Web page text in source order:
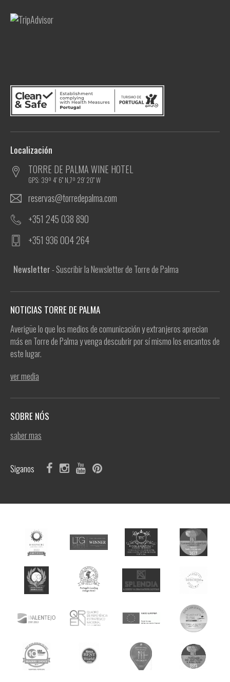
Localización
TORRE DE PALMA WINE HOTEL
GPS: 39º 4' 6'' N,7º 29' 20'' W
reservas@torredepalma.com
+351 245 038 890
+351 936 004 264
Newsletter- Suscribir la Newsletter de Torre de Palma
NOTICIAS TORRE DE PALMA
Averigüe lo que los medios de comunicación y extranjeros aprecian
más en Torre de Palma y venga descubrir por sí mismo los encantos de
este lugar.
ver media
SOBRE NÓS
saber mas
Siganos